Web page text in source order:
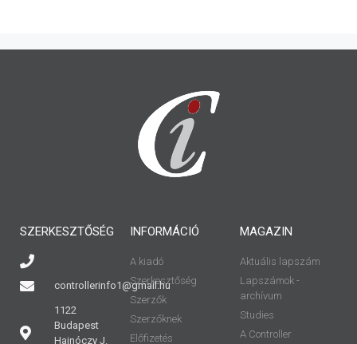
SZERKESZTŐSÉG
controllerinfo1@gmail.hu
1122
Budapest
Hajnóczy J.
INFORMÁCIÓ
A kiadó
Szerkesztőség
Szerzők
Szerzőknek
Előfizetés
MAGAZIN
Aktuális lapszám
Lapszámok -
archívum
Studies
A Controller